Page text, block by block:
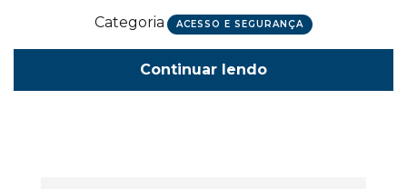
Categoria ACESSO E SEGURANÇA
Continuar lendo